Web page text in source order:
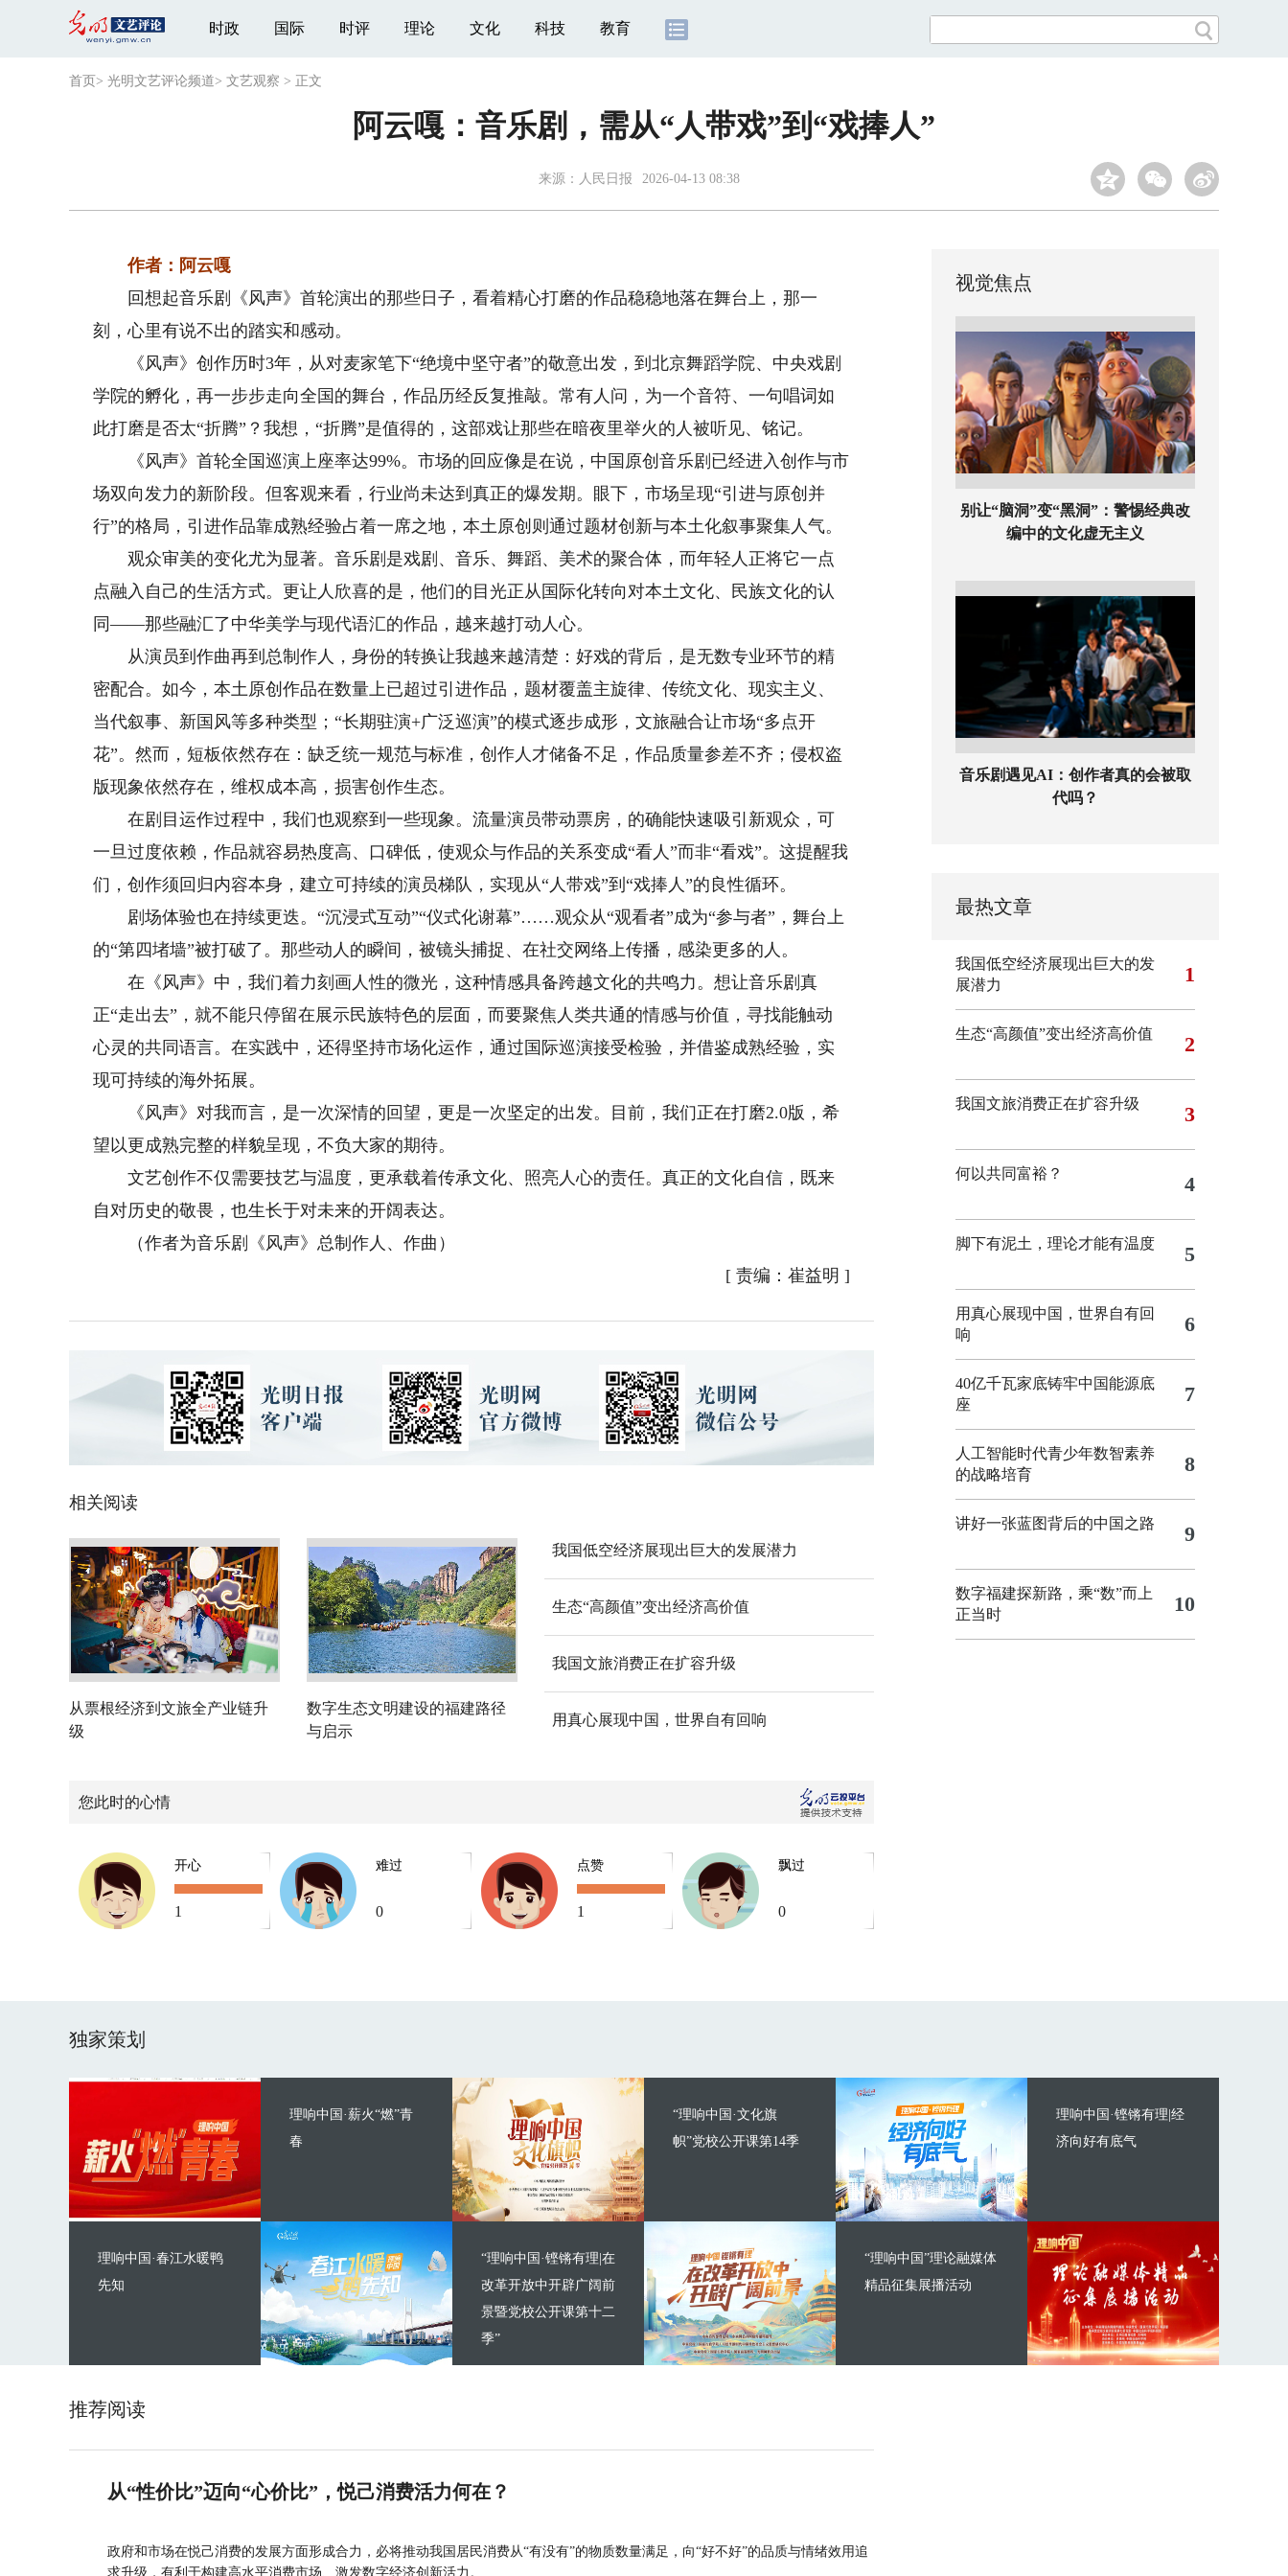
时政 国际 时评 理论 文化 科技 教育
首页 > 光明文艺评论频道> 文艺观察 > 正文
阿云嘎：音乐剧，需从“人带戏”到“戏捧人”
来源： 人民日报 2026-04-13 08:38
作者：阿云嘎
回想起音乐剧《风声》首轮演出的那些日子，看着精心打磨的作品稳稳地落在舞台上，那一
刻，心里有说不出的踏实和感动。
《风声》创作历时3年，从对麦家笔下“绝境中坚守者”的敬意出发，到北京舞蹈学院、中央戏剧
学院的孵化，再一步步走向全国的舞台，作品历经反复推敲。常有人问，为一个音符、一句唱词如
此打磨是否太“折腾”？我想，“折腾”是值得的，这部戏让那些在暗夜里举火的人被听见、铭记。
《风声》首轮全国巡演上座率达99%。市场的回应像是在说，中国原创音乐剧已经进入创作与市
场双向发力的新阶段。但客观来看，行业尚未达到真正的爆发期。眼下，市场呈现“引进与原创并
行”的格局，引进作品靠成熟经验占着一席之地，本土原创则通过题材创新与本土化叙事聚集人气。
观众审美的变化尤为显著。音乐剧是戏剧、音乐、舞蹈、美术的聚合体，而年轻人正将它一点
点融入自己的生活方式。更让人欣喜的是，他们的目光正从国际化转向对本土文化、民族文化的认
同——那些融汇了中华美学与现代语汇的作品，越来越打动人心。
从演员到作曲再到总制作人，身份的转换让我越来越清楚：好戏的背后，是无数专业环节的精
密配合。如今，本土原创作品在数量上已超过引进作品，题材覆盖主旋律、传统文化、现实主义、
当代叙事、新国风等多种类型；“长期驻演+广泛巡演”的模式逐步成形，文旅融合让市场“多点开
花”。然而，短板依然存在：缺乏统一规范与标准，创作人才储备不足，作品质量参差不齐；侵权盗
版现象依然存在，维权成本高，损害创作生态。
在剧目运作过程中，我们也观察到一些现象。流量演员带动票房，的确能快速吸引新观众，可
一旦过度依赖，作品就容易热度高、口碑低，使观众与作品的关系变成“看人”而非“看戏”。这提醒我
们，创作须回归内容本身，建立可持续的演员梯队，实现从“人带戏”到“戏捧人”的良性循环。
剧场体验也在持续更迭。“沉浸式互动”“仪式化谢幕”……观众从“观看者”成为“参与者”，舞台上
的“第四堵墙”被打破了。那些动人的瞬间，被镜头捕捉、在社交网络上传播，感染更多的人。
在《风声》中，我们着力刻画人性的微光，这种情感具备跨越文化的共鸣力。想让音乐剧真
正“走出去”，就不能只停留在展示民族特色的层面，而要聚焦人类共通的情感与价值，寻找能触动
心灵的共同语言。在实践中，还得坚持市场化运作，通过国际巡演接受检验，并借鉴成熟经验，实
现可持续的海外拓展。
《风声》对我而言，是一次深情的回望，更是一次坚定的出发。目前，我们正在打磨2.0版，希
望以更成熟完整的样貌呈现，不负大家的期待。
文艺创作不仅需要技艺与温度，更承载着传承文化、照亮人心的责任。真正的文化自信，既来
自对历史的敬畏，也生长于对未来的开阔表达。
（作者为音乐剧《风声》总制作人、作曲）
[ 责编：崔益明 ]
相关阅读
从票根经济到文旅全产业链升
级
数字生态文明建设的福建路径
与启示
我国低空经济展现出巨大的发展潜力
生态“高颜值”变出经济高价值
我国文旅消费正在扩容升级
用真心展现中国，世界自有回响
您此时的心情
开心
1
难过
0
点赞
1
飘过
0
视觉焦点
别让“脑洞”变“黑洞”：警惕经典改
编中的文化虚无主义
音乐剧遇见AI：创作者真的会被取
代吗？
最热文章
我国低空经济展现出巨大的发
展潜力
1
生态“高颜值”变出经济高价值 2
我国文旅消费正在扩容升级 3
何以共同富裕？ 4
脚下有泥土，理论才能有温度 5
用真心展现中国，世界自有回
响
6
40亿千瓦家底铸牢中国能源底
座
7
人工智能时代青少年数智素养
的战略培育
8
讲好一张蓝图背后的中国之路 9
数字福建探新路，乘“数”而上
正当时
10
独家策划
理响中国·薪火“燃”青
春
理响中国·春江水暖鸭
先知
“理响中国·文化旗
帜”党校公开课第14季
“理响中国·铿锵有理|在
改革开放中开辟广阔前
景暨党校公开课第十二
季”
理响中国·铿锵有理|经
济向好有底气
“理响中国”理论融媒体
精品征集展播活动
推荐阅读
从“性价比”迈向“心价比”，悦己消费活力何在？
政府和市场在悦己消费的发展方面形成合力，必将推动我国居民消费从“有没有”的物质数量满足，向“好不好”的品质与情绪效用追
求升级，有利于构建高水平消费市场、激发数字经济创新活力。